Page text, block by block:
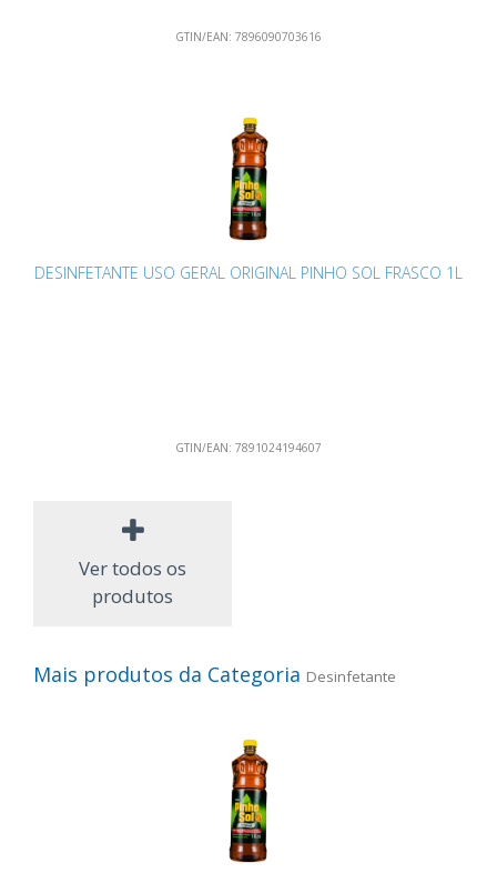
GTIN/EAN: 7896090703616
DESINFETANTE USO GERAL ORIGINAL PINHO SOL FRASCO 1L
GTIN/EAN: 7891024194607
Ver todos os
produtos
Mais produtos da Categoria Desinfetante